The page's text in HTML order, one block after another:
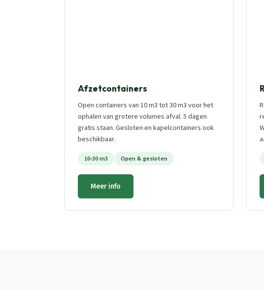
Afzetcontainers
Open containers van 10 m3 tot 30 m3 voor het
ophalen van grotere volumes afval. 5 dagen
gratis staan. Gesloten en kapelcontainers ook
beschikbaar.
10-30 m3 Open & gesloten
Meer info